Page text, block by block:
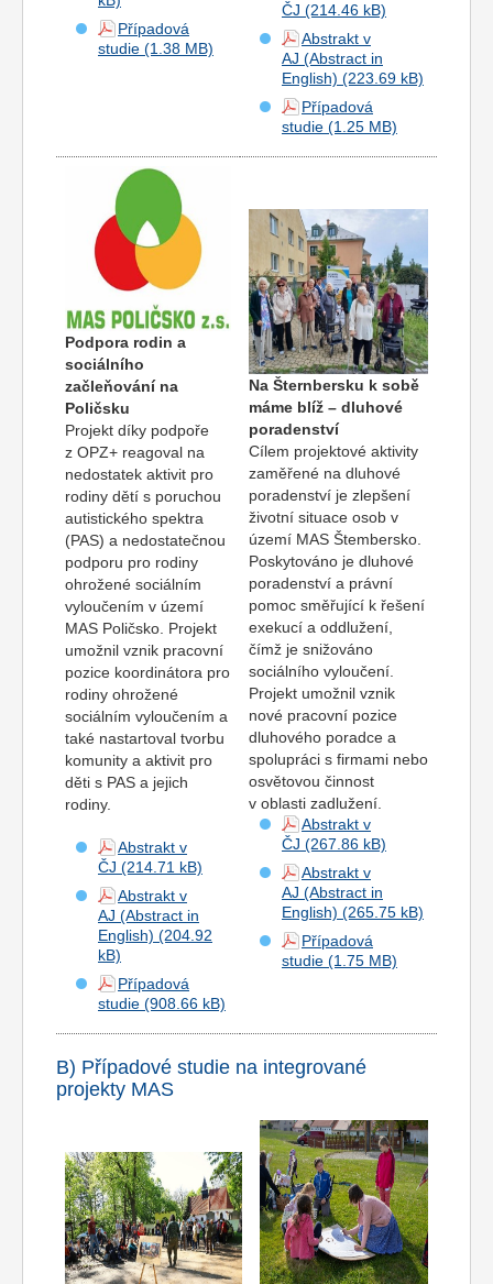
Případová
studie
ČJ
Abstrakt v
AJ (Abstract in
English)
Případová
studie
Podpora rodin a
sociálního
začleňování na
Poličsku
Projekt díky podpoře
z OPZ+ reagoval na
nedostatek aktivit pro
rodiny dětí s poruchou
autistického spektra
(PAS) a nedostatečnou
podporu pro rodiny
ohrožené sociálním
vyloučením v území
MAS Poličsko. Projekt
umožnil vznik pracovní
pozice koordinátora pro
rodiny ohrožené
sociálním vyloučením a
také nastartoval tvorbu
komunity a aktivit pro
děti s PAS a jejich
rodiny.
Abstrakt v
ČJ
Abstrakt v
AJ (Abstract in
English)
Případová
studie
Na Šternbersku k sobě
máme blíž – dluhové
poradenství
Cílem projektové aktivity
zaměřené na dluhové
poradenství je zlepšení
životní situace osob v
území MAS Štembersko.
Poskytováno je dluhové
poradenství a právní
pomoc směřující k řešení
exekucí a oddlužení,
čímž je snižováno
sociálního vyloučení.
Projekt umožnil vznik
nové pracovní pozice
dluhového poradce a
spolupráci s firmami nebo
osvětovou činnost
v oblasti zadlužení.
Abstrakt v
ČJ
Abstrakt v
AJ (Abstract in
English)
Případová
studie
B) Případové studie na integrované
projekty MAS